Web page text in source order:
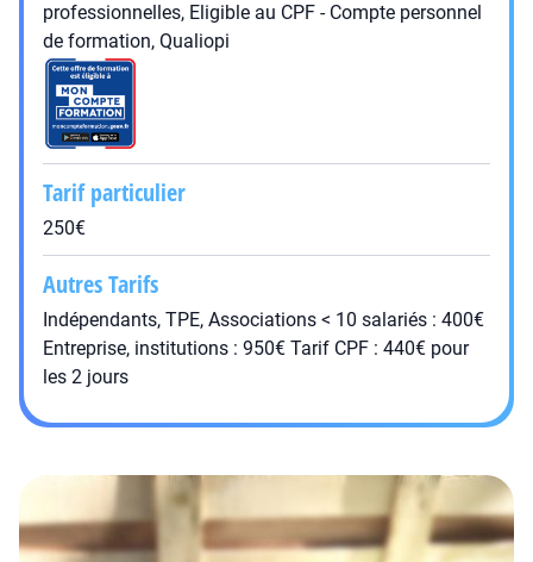
professionnelles, Eligible au CPF - Compte personnel
de formation, Qualiopi
Tarif particulier
250€
Autres Tarifs
Indépendants, TPE, Associations < 10 salariés : 400€
Entreprise, institutions : 950€ Tarif CPF : 440€ pour
les 2 jours